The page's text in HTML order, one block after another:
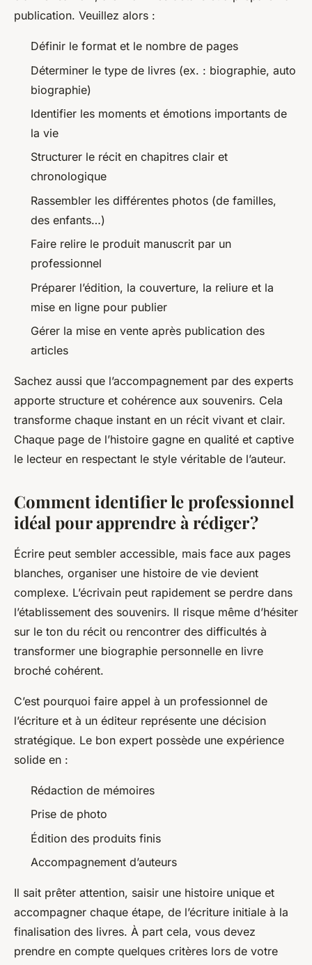
publication. Veuillez alors :
Définir le format et le nombre de pages
Déterminer le type de livres (ex. : biographie, auto
biographie)
Identifier les moments et émotions importants de
la vie
Structurer le récit en chapitres clair et
chronologique
Rassembler les différentes photos (de familles,
des enfants…)
Faire relire le produit manuscrit par un
professionnel
Préparer l’édition, la couverture, la reliure et la
mise en ligne pour publier
Gérer la mise en vente après publication des
articles
Sachez aussi que l’accompagnement par des experts
apporte structure et cohérence aux souvenirs. Cela
transforme chaque instant en un récit vivant et clair.
Chaque page de l’histoire gagne en qualité et captive
le lecteur en respectant le style véritable de l’auteur.
Comment identifier le professionnel
idéal pour apprendre à rédiger ?
Écrire peut sembler accessible, mais face aux pages
blanches, organiser une histoire de vie devient
complexe. L’écrivain peut rapidement se perdre dans
l’établissement des souvenirs. Il risque même d’hésiter
sur le ton du récit ou rencontrer des difficultés à
transformer une biographie personnelle en livre
broché cohérent.
C’est pourquoi faire appel à un professionnel de
l’écriture et à un éditeur représente une décision
stratégique. Le bon expert possède une expérience
solide en :
Rédaction de mémoires
Prise de photo
Édition des produits finis
Accompagnement d’auteurs
Il sait prêter attention, saisir une histoire unique et
accompagner chaque étape, de l’écriture initiale à la
finalisation des livres. À part cela, vous devez
prendre en compte quelques critères lors de votre